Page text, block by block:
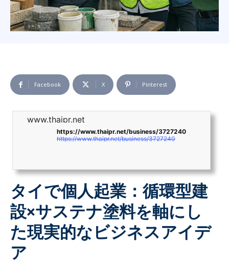
Facebook X Pinterest
www.thaipr.net
https://www.thaipr.net/business/3727240
https://www.thaipr.net/business/3727240
タイで個人起業：循環型建
設×サステナ塗料を軸にし
た現実的なビジネスアイデ
ア